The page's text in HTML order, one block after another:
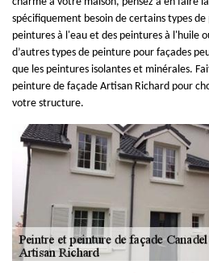
spécifiquement besoin de certains types
peintures à l'eau et des peintures à l'huile
d’autres types de peinture pour façades
que les peintures isolantes et minérales.
peinture de façade Artisan Richard pour
votre structure.